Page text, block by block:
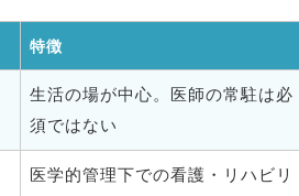
特徴
生活の場が中心。医師の常駐は必
須ではない
医学的管理下での看護・リハビリ